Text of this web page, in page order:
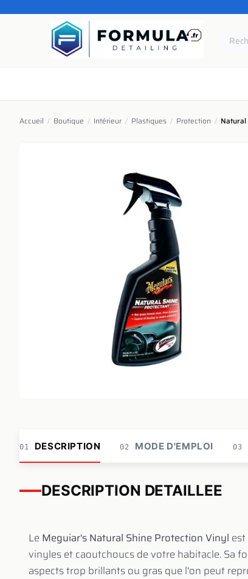
SE RENDRE AU CONTENU
Accueil / Boutique / Intérieur / Plastiques / Protection /
01 DESCRIPTION 02 MODE D'EMPLOI 03
DESCRIPTION DETAILLEE
Le Meguiar's Natural Shine Protection Vinyl
vinyles et caoutchoucs de votre habitacle. Sa
aspects trop brillants ou gras que l'on peut